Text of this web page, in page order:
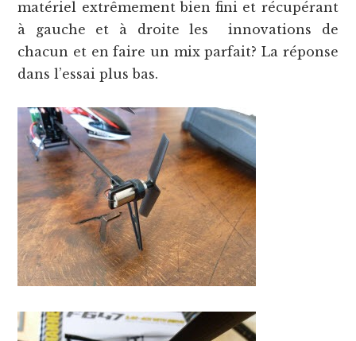
matériel extrêmement bien fini et récupérant
à gauche et à droite les innovations de
chacun et en faire un mix parfait? La réponse
dans l’essai plus bas.